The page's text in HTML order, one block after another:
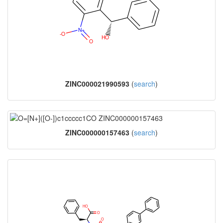
ZINC000021990593 (search)
ZINC000000157463 (search)